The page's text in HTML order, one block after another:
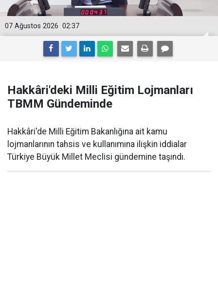
02:37
07 Ağustos 2026
Hakkâri'deki Milli Eğitim Lojmanları
TBMM Gündeminde
Hakkâri'de Milli Eğitim Bakanlığına ait kamu
lojmanlarının tahsis ve kullanımına ilişkin iddialar
Türkiye Büyük Millet Meclisi gündemine taşındı.